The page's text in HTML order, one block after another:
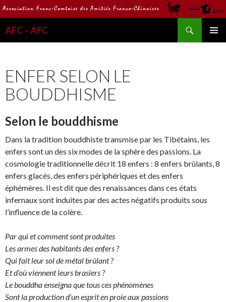
AFC – AFC
ENFER SELON LE
BOUDDHISME
Selon le bouddhisme
Dans la tradition bouddhiste transmise par les Tibétains, les
enfers sont un des six modes de la sphère des passions. La
cosmologie traditionnelle décrit 18 enfers : 8 enfers brûlants, 8
enfers glacés, des enfers périphériques et des enfers
éphémères. Il est dit que des renaissances dans ces états
infernaux sont induites par des actes négatifs produits sous
l’influence de la colère.
Par qui et comment sont produites
Les armes des habitants des enfers ?
Qui fait leur sol de métal brûlant ?
Et d’où viennent leurs brasiers ?
Le bouddha enseigna que tous ces phénomènes
Sont la production d’un esprit en proie aux passions